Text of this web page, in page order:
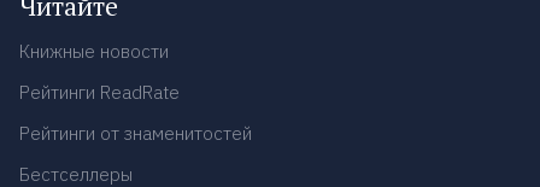
Книжные новости
Рейтинги ReadRate
Рейтинги от знаменитостей
Бестселлеры